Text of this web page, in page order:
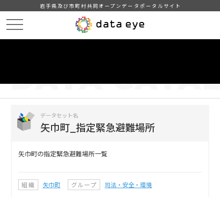
岩手県及び市町村共同オープンデータポータルサイト
DATA
データセット名
矢巾町_指定緊急避難場所
矢巾町の指定緊急避難場所一覧
組織 矢巾町 グループ 司法・安全・環境